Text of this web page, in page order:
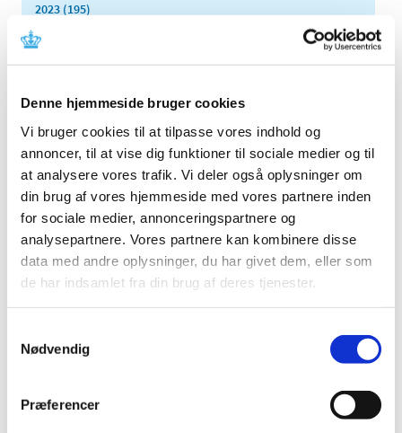
Denne hjemmeside bruger cookies
Vi bruger cookies til at tilpasse vores indhold og
annoncer, til at vise dig funktioner til sociale medier og til
at analysere vores trafik. Vi deler også oplysninger om
din brug af vores hjemmeside med vores partnere inden
for sociale medier, annonceringspartnere og
analysepartnere. Vores partnere kan kombinere disse
data med andre oplysninger, du har givet dem, eller som
de har indsamlet fra din brug af deres tjenester.
Nødvendig
Præferencer
2023 (195)
2022 (197)
2019 (159)
2018 (150)
2017 (167)
2016 (167)
2015 (33)
2014 (44)
2013 (49)
2012 (44)
2011 (13)
2009 (14)
november (1)